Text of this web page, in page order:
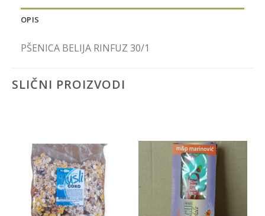
OPIS
PŠENICA BELIJA RINFUZ 30/1
SLIČNI PROIZVODI